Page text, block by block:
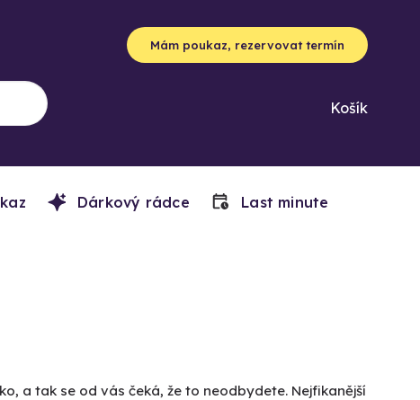
Mám poukaz, rezervovat termín
Košík
Dárkový rádce Last minute
a tak se od vás čeká, že to neodbydete. Nejfikanější